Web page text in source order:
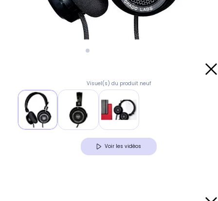
Visuel(s) du produit neuf
Voir les vidéos